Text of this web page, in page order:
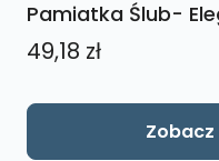
Pamiatka Ślub-
49,18 zł